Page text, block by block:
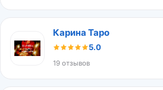
Карина Таро
5.0
19 отзывов